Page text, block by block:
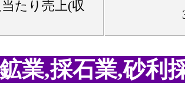
者数(2016)
･事業所数(2016)
、製作所、製造所あるいは
及び無給家族従業者、常用労
･現金給与総額[百万円](2016)
たり売上(収
業,採石業,砂利